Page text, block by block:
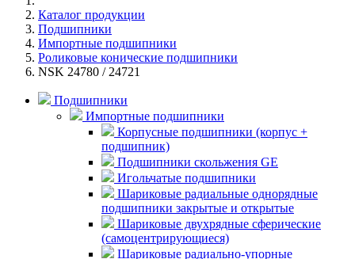
Каталог продукции
Подшипники
Импортные подшипники
Роликовые конические подшипники
NSK 24780 / 24721
Подшипники
Импортные подшипники
Корпусные подшипники (корпус +
подшипник)
Подшипники скольжения GE
Игольчатые подшипники
Шариковые радиальные однорядные
подшипники закрытые и открытые
Шариковые двухрядные сферические
(самоцентрирующиеся)
Шариковые радиально-упорные